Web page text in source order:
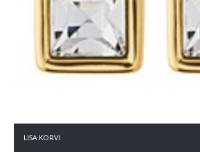
LISA KORVI